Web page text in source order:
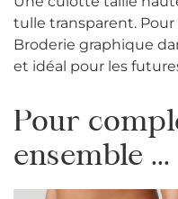
tulle transparent.
Broderie graphique
et idéal pour les
Pour
ensemble ...